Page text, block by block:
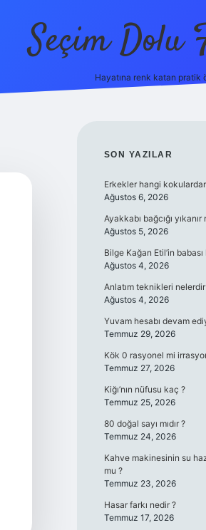
Seçim
Hayatına renk katan pratik
SON YAZILAR
Erkekler hangi
Ağustos 6, 2026
Ayakkabı bağcığı yıkanır
Ağustos 5, 2026
Bilge Kağan Etil’in
Ağustos 4, 2026
Anlatım teknikleri nelerdir
Ağustos 4, 2026
Yuvam hesabı devam
Temmuz 29, 2026
Kök 0 rasyonel mi
Temmuz 27, 2026
Kiğı’nın nüfusu kaç ?
Temmuz 25, 2026
80 doğal sayı mıdır ?
Temmuz 24, 2026
Kahve makinesinin su
mu ?
Temmuz 23, 2026
Hasar farkı nedir ?
Temmuz 17, 2026